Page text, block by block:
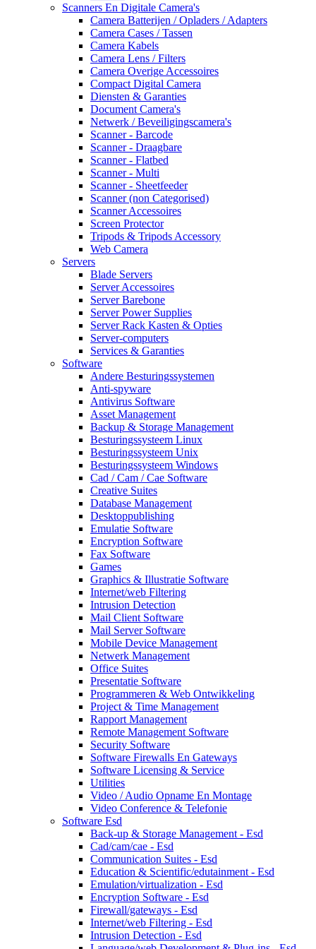
Scanners En Digitale Camera's
Camera Batterijen / Opladers / Adapters
Camera Cases / Tassen
Camera Kabels
Camera Lens / Filters
Camera Overige Accessoires
Compact Digital Camera
Diensten & Garanties
Document Camera's
Netwerk / Beveiligingscamera's
Scanner - Barcode
Scanner - Draagbare
Scanner - Flatbed
Scanner - Multi
Scanner - Sheetfeeder
Scanner (non Categorised)
Scanner Accessoires
Screen Protector
Tripods & Tripods Accessory
Web Camera
Servers
Blade Servers
Server Accessoires
Server Barebone
Server Power Supplies
Server Rack Kasten & Opties
Server-computers
Services & Garanties
Software
Andere Besturingssystemen
Anti-spyware
Antivirus Software
Asset Management
Backup & Storage Management
Besturingssysteem Linux
Besturingssysteem Unix
Besturingssysteem Windows
Cad / Cam / Cae Software
Creative Suites
Database Management
Desktoppublishing
Emulatie Software
Encryption Software
Fax Software
Games
Graphics & Illustratie Software
Internet/web Filtering
Intrusion Detection
Mail Client Software
Mail Server Software
Mobile Device Management
Netwerk Management
Office Suites
Presentatie Software
Programmeren & Web Ontwikkeling
Project & Time Management
Rapport Management
Remote Management Software
Security Software
Software Firewalls En Gateways
Software Licensing & Service
Utilities
Video / Audio Opname En Montage
Video Conference & Telefonie
Software Esd
Back-up & Storage Management - Esd
Cad/cam/cae - Esd
Communication Suites - Esd
Education & Scientific/edutainment - Esd
Emulation/virtualization - Esd
Encryption Software - Esd
Firewall/gateways - Esd
Internet/web Filtering - Esd
Intrusion Detection - Esd